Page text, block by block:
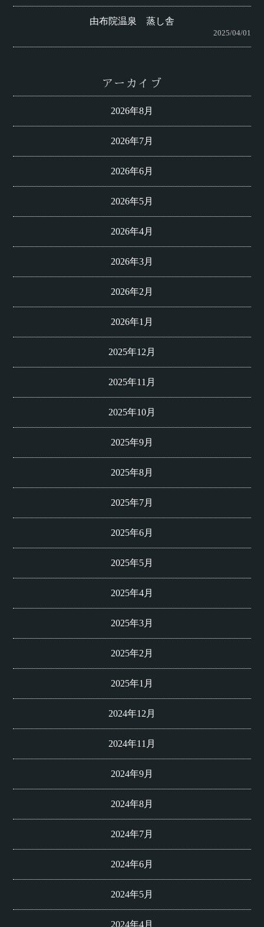
由布院温泉 蒸し舎
2025/04/01
アーカイブ
2026年8月
2026年7月
2026年6月
2026年5月
2026年4月
2026年3月
2026年2月
2026年1月
2025年12月
2025年11月
2025年10月
2025年9月
2025年8月
2025年7月
2025年6月
2025年5月
2025年4月
2025年3月
2025年2月
2025年1月
2024年12月
2024年11月
2024年9月
2024年8月
2024年7月
2024年6月
2024年5月
2024年4月